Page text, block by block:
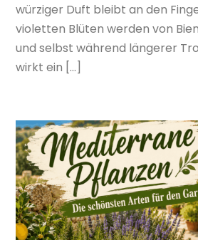
würziger Duft bleibt an den
violetten Blüten werden von
und selbst während längerer
wirkt ein […]